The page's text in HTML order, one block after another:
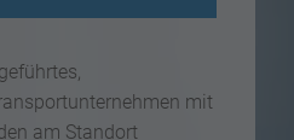
mit
am Standort